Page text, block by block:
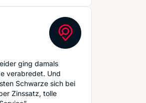
ging damals
verabredet. Und
Schwarze sich bei
Zinssatz, tolle